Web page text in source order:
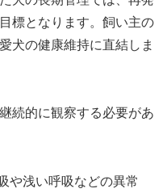
標となります。飼い主の
犬の健康維持に直結しま
続的に観察する必要があ
や浅い呼吸などの異常